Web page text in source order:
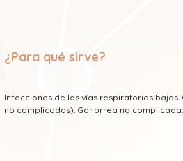
¿Para qué sirve?
Infecciones de las vías respiratorias
no complicadas). Gonorrea no complicada.